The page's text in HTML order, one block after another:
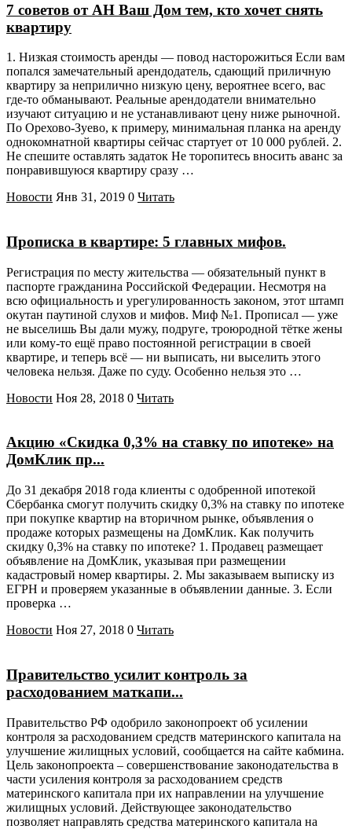
7 советов от АН Ваш Дом тем, кто хочет снять
квартиру
1. Низкая стоимость аренды — повод насторожиться Если вам
попался замечательный арендодатель, сдающий приличную
квартиру за неприлично низкую цену, вероятнее всего, вас
где-то обманывают. Реальные арендодатели внимательно
изучают ситуацию и не устанавливают цену ниже рыночной.
По Орехово-Зуево, к примеру, минимальная планка на аренду
однокомнатной квартиры сейчас стартует от 10 000 рублей. 2.
Не спешите оставлять задаток Не торопитесь вносить аванс за
понравившуюся квартиру сразу …
Новости Янв 31, 2019 0 Читать
Прописка в квартире: 5 главных мифов.
Регистрация по месту жительства — обязательный пункт в
паспорте гражданина Российской Федерации. Несмотря на
всю официальность и урегулированность законом, этот штамп
окутан паутиной слухов и мифов. Миф №1. Прописал — уже
не выселишь Вы дали мужу, подруге, троюродной тётке жены
или кому-то ещё право постоянной регистрации в своей
квартире, и теперь всё — ни выписать, ни выселить этого
человека нельзя. Даже по суду. Особенно нельзя это …
Новости Ноя 28, 2018 0 Читать
Акцию «Скидка 0,3% на ставку по ипотеке» на
ДомКлик пр...
До 31 декабря 2018 года клиенты с одобренной ипотекой
Сбербанка смогут получить скидку 0,3% на ставку по ипотеке
при покупке квартир на вторичном рынке, объявления о
продаже которых размещены на ДомКлик. Как получить
скидку 0,3% на ставку по ипотеке? 1. Продавец размещает
объявление на ДомКлик, указывая при размещении
кадастровый номер квартиры. 2. Мы заказываем выписку из
ЕГРН и проверяем указанные в объявлении данные. 3. Если
проверка …
Новости Ноя 27, 2018 0 Читать
Правительство усилит контроль за
расходованием маткапи...
Правительство РФ одобрило законопроект об усилении
контроля за расходованием средств материнского капитала на
улучшение жилищных условий, сообщается на сайте кабмина.
Цель законопроекта – совершенствование законодательства в
части усиления контроля за расходованием средств
материнского капитала при их направлении на улучшение
жилищных условий. Действующее законодательство
позволяет направлять средства материнского капитала на